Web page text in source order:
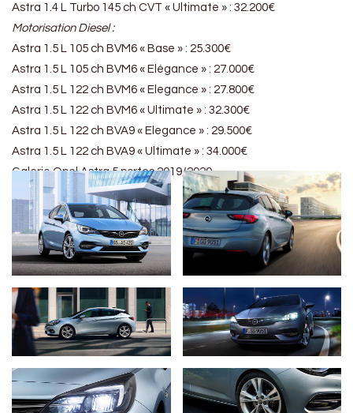
Astra 1.4 L Turbo 145 ch CVT « Ultimate » : 32.200€
Motorisation Diesel :
Astra 1.5 L 105 ch BVM6 « Base » : 25.300€
Astra 1.5 L 105 ch BVM6 « Elégance » : 27.000€
Astra 1.5 L 122 ch BVM6 « Elegance » : 27.800€
Astra 1.5 L 122 ch BVM6 « Ultimate » : 32.300€
Astra 1.5 L 122 ch BVA9 « Elegance » : 29.500€
Astra 1.5 L 122 ch BVA9 « Ultimate » : 34.000€
Galerie Opel Astra 5 portes 2019/2020